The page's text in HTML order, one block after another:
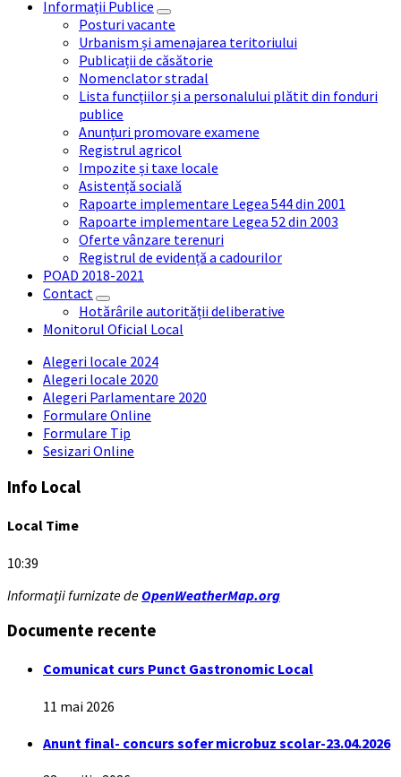
Informații Publice
Posturi vacante
Urbanism și amenajarea teritoriului
Publicații de căsătorie
Nomenclator stradal
Lista funcțiilor și a personalului plătit din fonduri
publice
Anunțuri promovare examene
Registrul agricol
Impozite și taxe locale
Asistență socială
Rapoarte implementare Legea 544 din 2001
Rapoarte implementare Legea 52 din 2003
Oferte vânzare terenuri
Registrul de evidență a cadourilor
POAD 2018-2021
Contact
Hotărârile autorității deliberative
Monitorul Oficial Local
Alegeri locale 2024
Alegeri locale 2020
Alegeri Parlamentare 2020
Formulare Online
Formulare Tip
Sesizari Online
Info Local
Local Time
10:39
Informații furnizate de OpenWeatherMap.org
Documente recente
Comunicat curs Punct Gastronomic Local
11 mai 2026
Anunt final- concurs sofer microbuz scolar-23.04.2026